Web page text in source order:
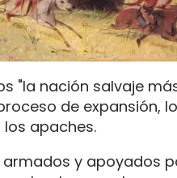
"la nación salvaje
de expansión,
apaches.
y apoyados